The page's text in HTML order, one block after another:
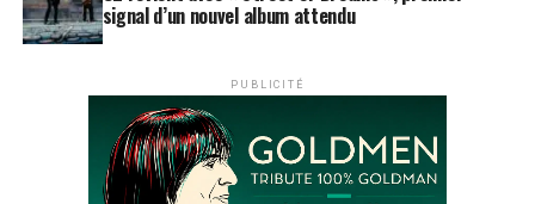
signal d’un nouvel album attendu
PUBLICITÉ